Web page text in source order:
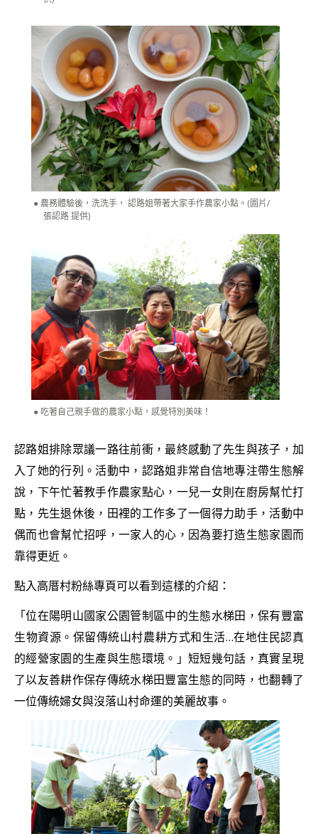
農務體驗後，洗洗手， 認路姐帶著大家手作農家小點。(圖片/
張認路 提供)
吃著自己親手做的農家小點，感覺特別美味！
認路姐排除眾議一路往前衝，最終感動了先生與孩子，加
入了她的行列。活動中，認路姐非常自信地專注帶生態解
說，下午忙著教手作農家點心，一兒一女則在廚房幫忙打
點，先生退休後，田裡的工作多了一個得力助手，活動中
偶而也會幫忙招呼，一家人的心，因為要打造生態家園而
靠得更近。
點入高厝村粉絲專頁可以看到這樣的介紹：
「位在陽明山國家公園管制區中的生態水梯田，保有豐富
生物資源。保留傳統山村農耕方式和生活…在地住民認真
的經營家園的生產與生態環境。」短短幾句話，真實呈現
了以友善耕作保存傳統水梯田豐富生態的同時，也翻轉了
一位傳統婦女與沒落山村命運的美麗故事。